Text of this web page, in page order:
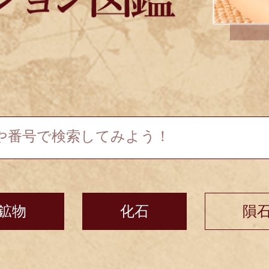
物 化石 隕